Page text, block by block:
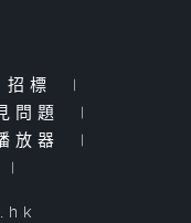
招標
|
問題
|
放器
|
|